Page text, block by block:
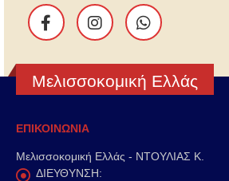
Μελισσοκομική Ελλάς
ΕΠΙΚΟΙΝΩΝΙΑ
Μελισσοκομική Ελλάς - ΝΤΟΥΛΙΑΣ Κ.
ΔΙΕΥΘΥΝΣΗ: